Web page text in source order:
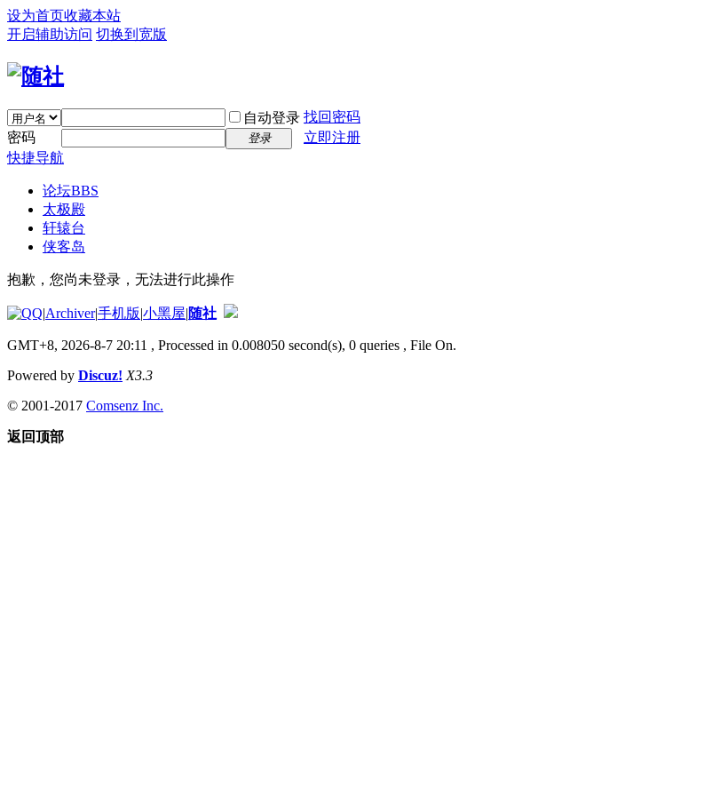
设为首页收藏本站
开启辅助访问 切换到宽版
自动登录 找回密码
密码
登录
立即注册
快捷导航
论坛BBS
太极殿
轩辕台
侠客岛
抱歉，您尚未登录，无法进行此操作
|Archiver|手机版|小黑屋|随社
GMT+8, 2026-8-7 20:11 , Processed in 0.008050 second(s), 0 queries , File On.
Powered by Discuz! X3.3
© 2001-2017 Comsenz Inc.
返回顶部